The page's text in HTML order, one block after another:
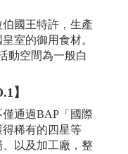
伯國王特許，生產
室的御用食材。
動空間為一般白
】
僅通過BAP「國際
稀有的四星等
以及加工廠，整